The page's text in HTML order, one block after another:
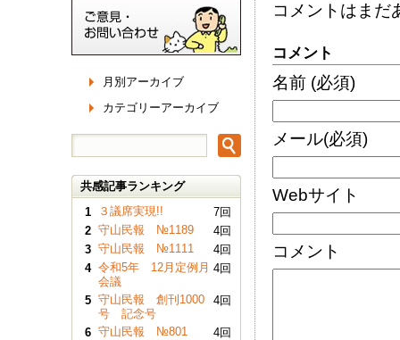
コメントはまだ
コメント
名前 (必須)
メール(必須)
Webサイト
コメント
月別アーカイブ
カテゴリーアーカイブ
共感記事ランキング
1
３議席実現!!
7回
2 守山民報 №1189
4回
3 守山民報 №1111
4回
4 令和5年 12月定例月
会議
4回
5 守山民報 創刊1000
号 記念号
4回
6 守山民報 №801
4回